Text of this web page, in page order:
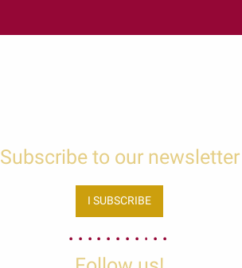
Subscribe to our newsletter
I SUBSCRIBE